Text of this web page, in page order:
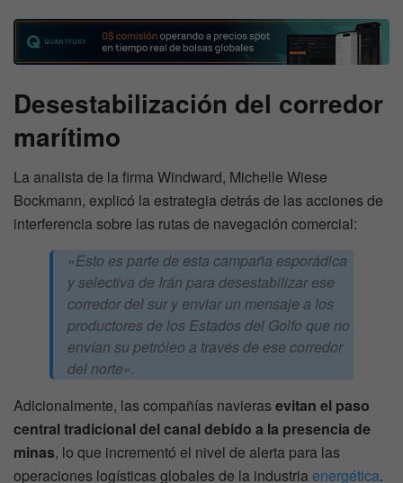
Desestabilización del corredor
marítimo
La analista de la firma Windward, Michelle Wiese
Bockmann, explicó la estrategia detrás de las acciones de
interferencia sobre las rutas de navegación comercial:
«Esto es parte de esta campaña esporádica
y selectiva de Irán para desestabilizar ese
corredor del sur y enviar un mensaje a los
productores de los Estados del Golfo que no
envían su petróleo a través de ese corredor
del norte».
Adicionalmente, las compañías navierasevitan el paso
central tradicional del canal debido a la presencia de
minas, lo que incrementó el nivel de alerta para las
operaciones logísticas globales de la industriaenergética.